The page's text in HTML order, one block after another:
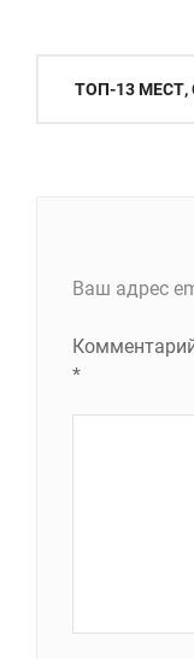
Навигация
ТОП-13
Ваш адрес
*